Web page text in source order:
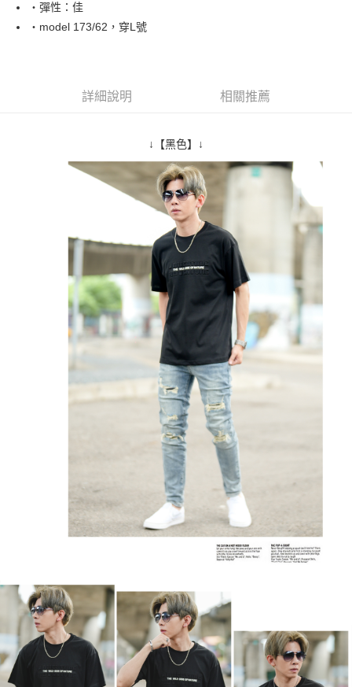
Google Pay
AFTEE先享後付是「在收到商品之後才付款」的支付方式。 讓您購物簡單
３．安心：先確認商品／服務後，再付款。
【「AFTEE先享後付」結帳流程】
１．於結帳方式選擇「AFTEE先享後付」後，將跳轉至「AFTEE先享後付」
結帳頁面，進行簡訊認證並確認金額後，即可完成結帳。
２．訂單成立數日內，您將收到繳費通知簡訊。
３．收到繳費通知簡訊後14天內，點擊此簡訊中的連結，可透過四大超商／
ATM／網路銀行／等多元方式進行付款，方視為交易完成。
※ 請注意：結帳手續完成當下不需立刻繳費，但若您需要取消訂單，請聯絡
購買商品的店家。未經商家同意取消之訂單仍視為有效，需透過AFTEE先享
後付繳納相關費用。
※ 交易是否成功請以「AFTEE先享後付 」之結帳頁面顯示為準，若有關於
是否繳費成功／繳費後需取消欲退款等相關疑問，請聯繫「AFTEE先享後付
客戶支援中心」
https://netprotections.freshdesk.com/support/home
１．透過由恩沛科技股份有限公司提供之「AFTEE先享後付」服務完成之交
易，需依本服務之必要範圍內提供個人資料，並將交易相關給付款項請求債
權轉讓予恩沛科技股份有限公司。
２．關於個人資料處理事宜，請瀏覽以下網址：
３．未成年的使用者請事先徵得法定代理人或監護人之同意方可使用
「AFTEE先享後付」，若未經同意申辦者引起之損失，本公司不負相關責
４．使用「AFTEE先享後付」時，將依據個別帳號之用戶狀況，依本公司即
時審查核予不同之上限額度；若仍有額度不足之情形，本公司將視審查結果
請求用戶進行身份認證。
５．嚴禁一人註冊多個帳號或使用他人資訊註冊。若發現惡意使用之情形，
恩沛科技股份有限公司將有權停止該用戶之使用額度並採取法律行動。
每筆NT$80，滿NT$1,800(含以上)免運費
每筆NT$80，滿NT$1,800(含以上)免運費
每筆NT$80，滿NT$1,800(含以上)免運費
先付款後7-11取貨
每筆NT$80，滿NT$1,800(含以上)免運費
每筆NT$120，滿NT$3,000(含以上)免運費
‧彈性：佳
‧model 173/62，穿L號
詳細說明 相關推薦
↓【黑色】↓